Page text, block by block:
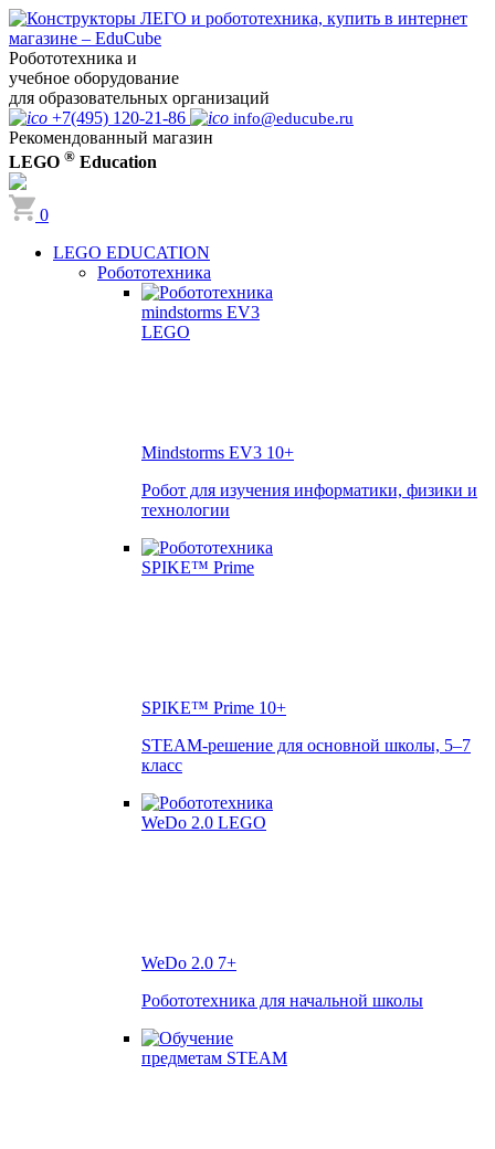
Робототехника и
учебное оборудование
для образовательных организаций
+7(495) 120-21-86
info@educube.ru
Рекомендованный магазин
LEGO ® Education
0
LEGO EDUCATION
Робототехника
Mindstorms EV3 10+
Робот для изучения информатики, физики и
технологии
SPIKE™ Prime 10+
STEAM-решение для основной школы, 5–7
класс
WeDo 2.0 7+
Робототехника для начальной школы